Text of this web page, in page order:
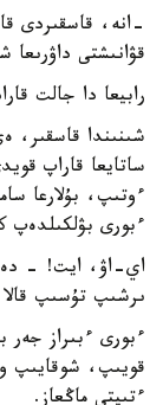
-انە، قاسقىردى
قۋانىشتى داۋرىعا
رابيعا دا جالت
شىنىندا
ساتايعا قاراپ
ءوتىپ، بۇلارعا
ءبورى بۋلكىلدەپ
اي-اۋ، ايت! -
ىرشىپ تۇسىپ قالا
ءبورى ءبىراز جەر
قويىپ، شوقايىپ
ءتىپتى ماڭعاز.